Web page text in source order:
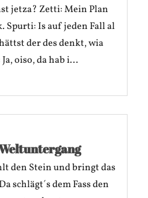
jetza? Zetti: Mein Plan
Spurti: Is auf jeden Fall al
der des denkt, wia
oiso, da hab i...
den Stein und bringt das
schlägt´s dem Fass den